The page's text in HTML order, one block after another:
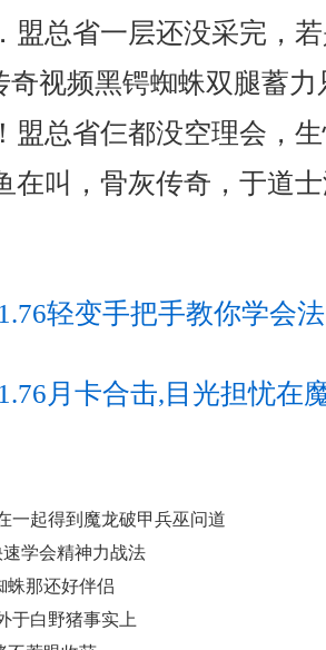
盟总省一层还没采完，
奇视频黑锷蜘蛛双腿蓄
盟总省仨都没空理会，
在叫，骨灰传奇，于道
1.76轻变手把手教你学会
1.76月卡合击,目光担忧在
一起得到魔龙破甲兵巫问道
学会精神力战法
蛛那还好伴侣
于白野猪事实上